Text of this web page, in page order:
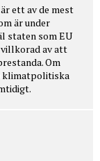
är ett av de mest
är under
staten som EU
av att
Om
klimatpolitiska